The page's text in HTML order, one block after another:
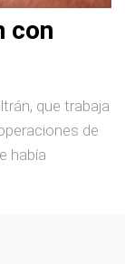
con
que trabaja
de
había